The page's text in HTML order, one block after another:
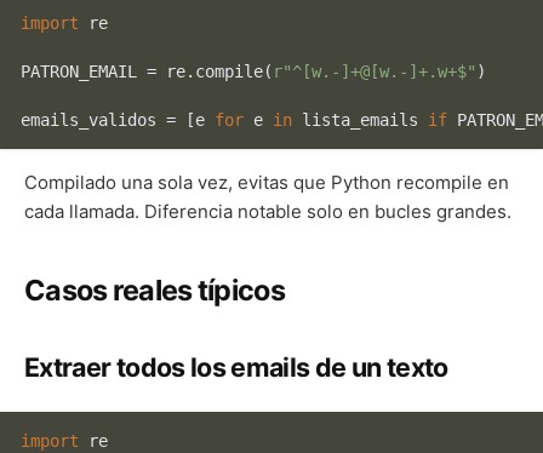
import re
PATRON_EMAIL = re. compile( r"^[w.-]+@[w.-]+.w+$" )
emails_validos = [e for e in lista_emails if
Compilado una sola vez, evitas que Python recompile en
cada llamada. Diferencia notable solo en bucles grandes.
Casos reales típicos
Extraer todos los emails de un texto
import re